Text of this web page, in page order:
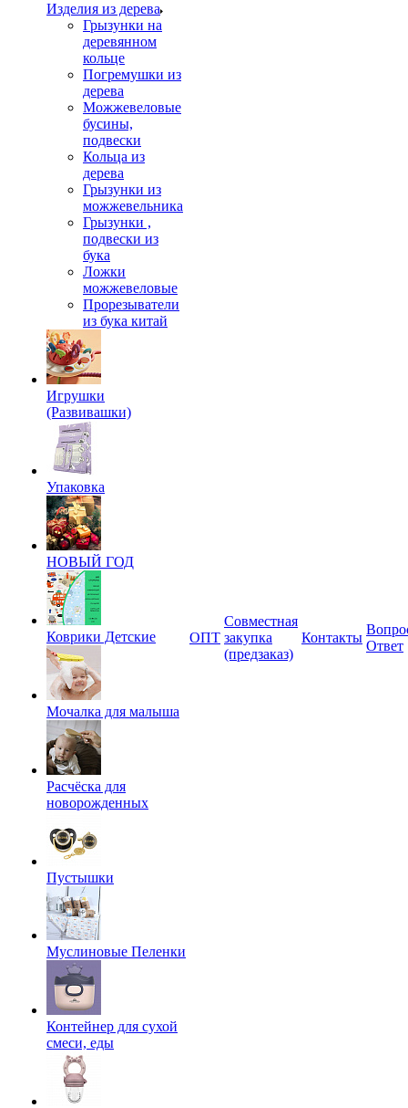
Изделия из дерева
Грызунки на
деревянном
кольце
Погремушки из
дерева
Можжевеловые
бусины,
подвески
Кольца из
дерева
Грызунки из
можжевельника
Грызунки ,
подвески из
бука
Ложки
можжевеловые
Прорезыватели
из бука китай
Игрушки
(Развивашки)
Упаковка
НОВЫЙ ГОД
Коврики Детские
Мочалка для малыша
Расчёска для
новорожденных
Пустышки
Муслиновые Пеленки
Контейнер для сухой
смеси, еды
ОПТ
Совместная
закупка
(предзаказ)
Контакты
Ответ